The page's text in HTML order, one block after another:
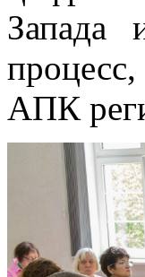
Запада
АПК